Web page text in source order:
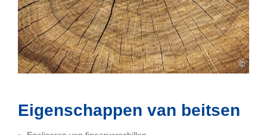
©
Eigenschappen van beitsen